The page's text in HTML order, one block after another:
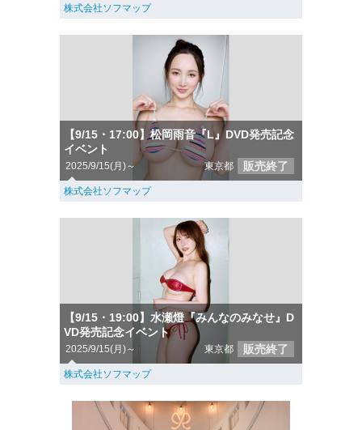
株式会社ソフマップ
【9/15・17:00】松岡雨音『L』DVD発売記念
イベント
2025/9/15(月)～ 東京都 販売終了
株式会社ソフマップ
【9/15・19:00】水瀬燈『みんなのみなせ』D
VD発売記念イベント
2025/9/15(月)～ 東京都 販売終了
株式会社ソフマップ